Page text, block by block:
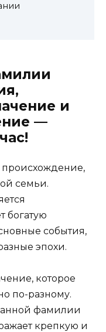
и
—
семьи.
богатую
события,
эпохи.
которое
по-разному.
фамилии
крепкую и